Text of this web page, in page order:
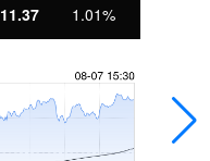
11.37 1.01%